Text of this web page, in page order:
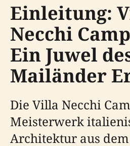
Einleitung:
Necchi
Ein Juwel
Mailänder
Die Villa Necchi
Meisterwerk
Architektur aus